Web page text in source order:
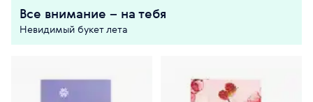
Все внимание – на тебя
Невидимый букет лета